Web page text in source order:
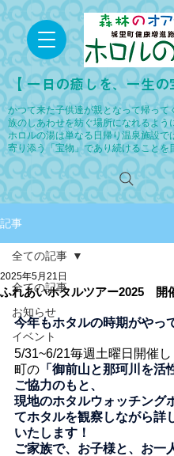
【 一日の癒しを、一生の
かつて来た子供達が親となって帰って
族のしあわせを紡ぐ場所になれるよう
ホロルの湯は単なる日帰り温泉施設で
寄り添う「宝物」であり続けることを
記事
全ての記事
お知らせ
イベント
全ての記事
ふれあいホタルツアー2025 開
2025年5月21日
今年もホタルの時期がやっ
5/31~6/21毎週土曜日開催
町の 「御前山と那珂川を活
ご協力のもと、
現地のホタルウォッチング
てホタルを観察しながら詳
いたします！
ご家族で、お子様と、お一